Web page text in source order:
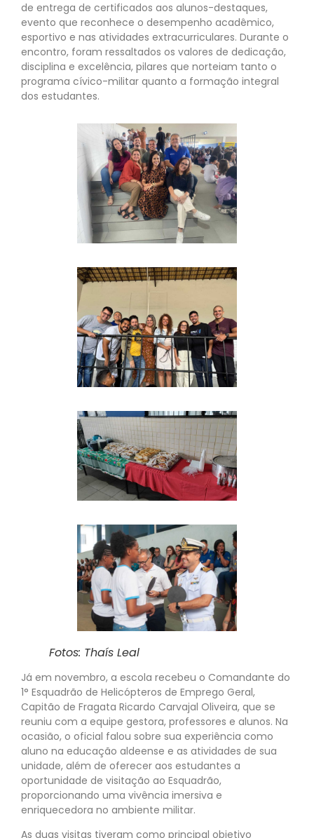
de entrega de certificados aos alunos-destaques,
evento que reconhece o desempenho acadêmico,
esportivo e nas atividades extracurriculares. Durante o
encontro, foram ressaltados os valores de dedicação,
disciplina e excelência, pilares que norteiam tanto o
programa cívico-militar quanto a formação integral
dos estudantes.
Fotos: Thaís Leal
Já em novembro, a escola recebeu o Comandante do
1° Esquadrão de Helicópteros de Emprego Geral,
Capitão de Fragata Ricardo Carvajal Oliveira, que se
reuniu com a equipe gestora, professores e alunos. Na
ocasião, o oficial falou sobre sua experiência como
aluno na educação aldeense e as atividades de sua
unidade, além de oferecer aos estudantes a
oportunidade de visitação ao Esquadrão,
proporcionando uma vivência imersiva e
enriquecedora no ambiente militar.
As duas visitas tiveram como principal objetivo